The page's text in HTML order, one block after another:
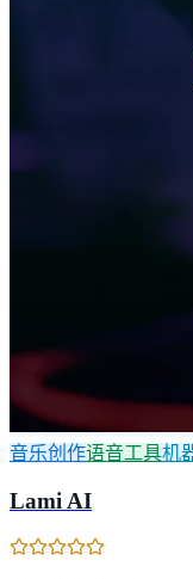
音乐创作语音工具机
Lami AI